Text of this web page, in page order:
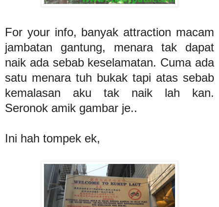
For your info, banyak attraction macam
jambatan gantung, menara tak dapat
naik ada sebab keselamatan. Cuma ada
satu menara tuh bukak tapi atas sebab
kemalasan aku tak naik lah kan.
Seronok amik gambar je..
Ini hah tompek ek,